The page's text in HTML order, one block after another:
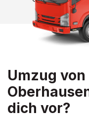
Umzug
dich vor?